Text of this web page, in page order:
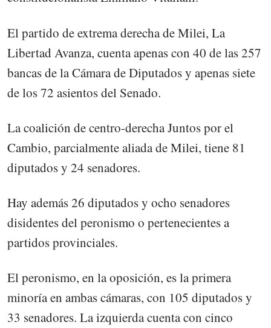
El partido de extrema derecha de Milei, La
Libertad Avanza, cuenta apenas con 40 de las 257
bancas de la Cámara de Diputados y apenas siete
de los 72 asientos del Senado.
La coalición de centro-derecha Juntos por el
Cambio, parcialmente aliada de Milei, tiene 81
diputados y 24 senadores.
Hay además 26 diputados y ocho senadores
disidentes del peronismo o pertenecientes a
partidos provinciales.
El peronismo, en la oposición, es la primera
minoría en ambas cámaras, con 105 diputados y
33 senadores. La izquierda cuenta con cinco